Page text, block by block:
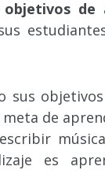
de
sus
de
es